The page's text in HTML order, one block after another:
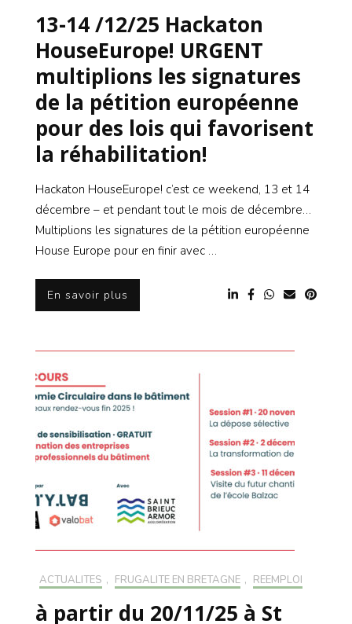
13-14 /12/25 Hackaton
HouseEurope! URGENT
multiplions les signatures
de la pétition européenne
pour des lois qui favorisent
la réhabilitation!
Hackaton HouseEurope! c’est ce weekend, 13 et 14
décembre – et pendant tout le mois de décembre…
Multiplions les signatures de la pétition européenne
House Europe pour en finir avec …
En savoir plus
ACTUALITÉS , FRUGALITÉ EN BRETAGNE , RÉEMPLOI
à partir du 20/11/25 à St